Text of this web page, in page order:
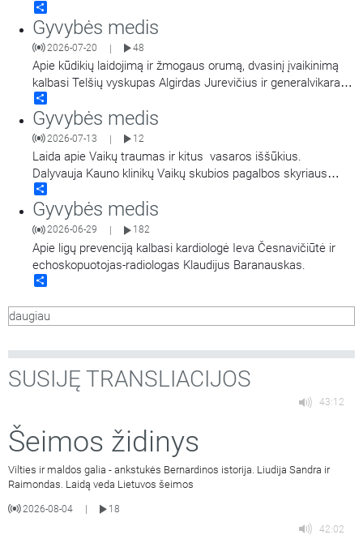
visuomenės vertybes bei kasdienybę? Pasakoja gydytojas,
kunigas, bioetikos specialistas prof. dr. Andrius Narbekovas.
Laidą veda Regina Statkuvienė.
Gyvybės medis
2026-07-20 | 48
Apie kūdikių laidojimą ir žmogaus orumą, dvasinį įvaikinimą
kalbasi Telšių vyskupas Algirdas Jurevičius ir generalvikaras
Vilius Viktoravičius bei Dvasinio įvaikinimo
koordinatorė Jolanta Felicija Celiešienė.
Gyvybės medis
2026-07-13 | 12
Laida apie Vaikų traumas ir kitus vasaros iššūkius.
Dalyvauja Kauno klinikų Vaikų skubios pagalbos skyriaus
vadovas dr. Algirdas Dagys ir Vaikų intensyviosios terapijos
skyriaus vadovė doc. dr. Ilona Razlevičė, kalbina Kauno klinikų
dvasinė asistentė Svetlana Adler-Mikulėnienė. Laidoje
minimos nuorodos: Pacientas gali būti priskirtas
Gyvybės medis
2026-06-29 182
Apie ligų prevenciją kalbasi kardiologė Ieva Česnavičiūtė ir
echoskopuotojas-radiologas Klaudijus Baranauskas.
daugiau
SUSIJĘ TRANSLIACIJOS
43:12
Šeimos židinys
Vilties ir maldos galia - ankstukės Bernardinos istorija. Liudija Sandra ir
Raimondas. Laidą veda Lietuvos šeimos
2026-08-04
18
42:02